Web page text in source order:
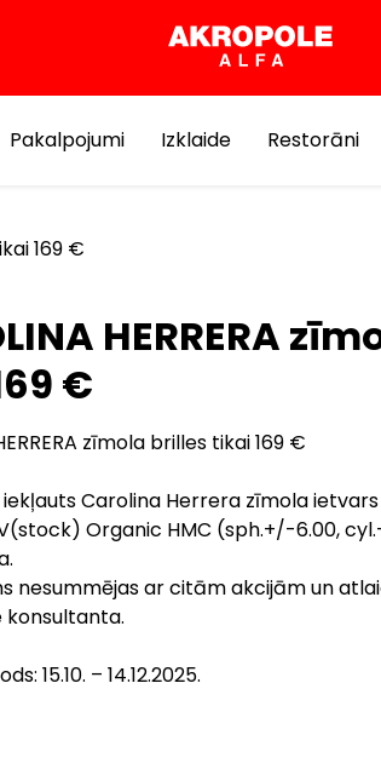
Pakalpojumi Izklaide Restorāni
169 €
HERRERA
€
zīmola brilles tikai 169 €
iekļauts Carolina Herrera zīmola
Organic HMC (sph.+/-6.00,
nesummējas ar citām akcijām un
konsultanta.
15.10. – 14.12.2025.